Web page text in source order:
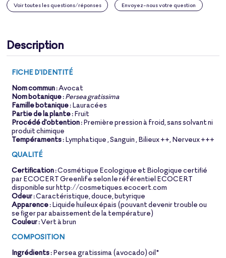
Voir toutes les questions/réponses Envoyez-nous votre question
Description
FICHE D'IDENTITÉ
Nom commun :Avocat
Nom botanique :Persea gratissima
Famille botanique :Lauracées
Partie de la plante :Fruit
Procédé d'obtention :Première pression à froid, sans solvant ni
produit chimique
Tempéraments :Lymphatique , Sanguin , Bilieux ++, Nerveux +++
QUALITÉ
Certification :Cosmétique Ecologique et Biologique certifié
par ECOCERT Greenlife selon le référentiel ECOCERT
disponible sur http://cosmetiques.ecocert.com
Odeur :Caractéristique, douce, butyrique
Apparence :Liquide huileux épais (pouvant devenir trouble ou
se figer par abaissement de la température)
Couleur :Vert à brun
COMPOSITION
Ingrédients :Persea gratissima (avocado) oil*